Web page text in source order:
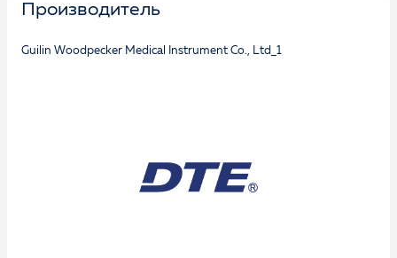
Производитель
Guilin Woodpecker Medical Instrument Co., Ltd_1